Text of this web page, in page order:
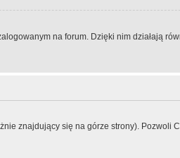
na forum. Dzięki nim działają
znajdujący się na górze strony). Pozwoli